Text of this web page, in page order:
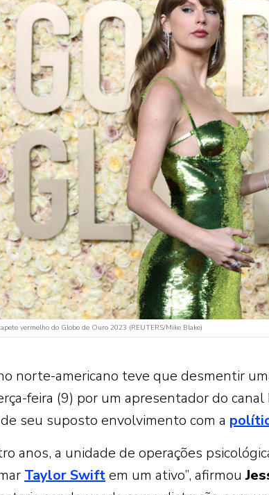
vermelho do Globo de Ouro 2023 (REUTERS/Mike Blake)
norte-americano teve que desmentir
feira (9) por um apresentador do
seu suposto envolvimento com a
anos, a unidade de operações
Taylor Swiftem um ativo”, afirmou